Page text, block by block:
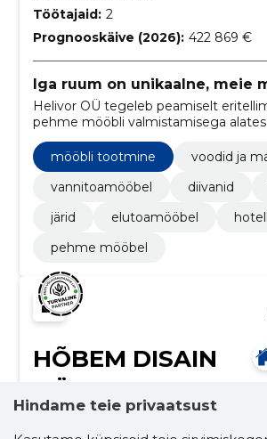
Töötajaid: 2
Prognooskäive (2026): 422 869 €
Iga ruum on unikaalne, meie
Helivor OÜ tegeleb peamiselt
pehme mööbli valmistamisega
mööbli tootmine
voodid ja
vannitoamööbel
diivanid
järid
elutoamööbel
pehme mööbel
HÕBEM DISAIN
OÜ
Hindame teie privaatsust